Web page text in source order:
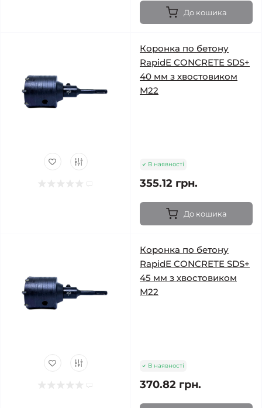
До кошика
Коронка по бетону
RapidE CONCRETE SDS+
40 мм з хвостовиком
М22
В наявності
355.12 грн.
До кошика
Коронка по бетону
RapidE CONCRETE SDS+
45 мм з хвостовиком
М22
В наявності
370.82 грн.